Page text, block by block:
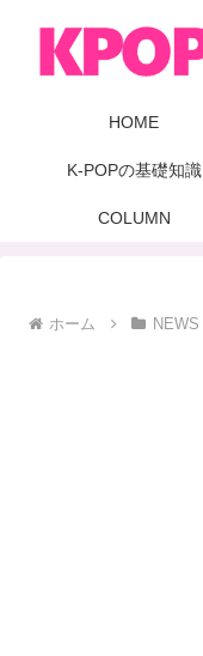
HOME
K-POPの基礎知識
COLUMN
ホーム NEWS